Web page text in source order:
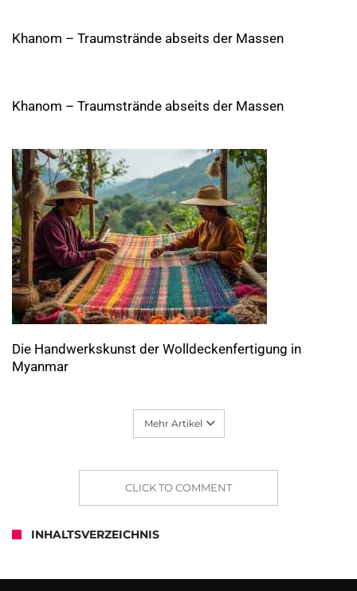
Khanom – Traumstrände abseits der Massen
Khanom – Traumstrände abseits der Massen
Die Handwerkskunst der Wolldeckenfertigung in
Myanmar
Mehr Artikel
CLICK TO COMMENT
INHALTSVERZEICHNIS